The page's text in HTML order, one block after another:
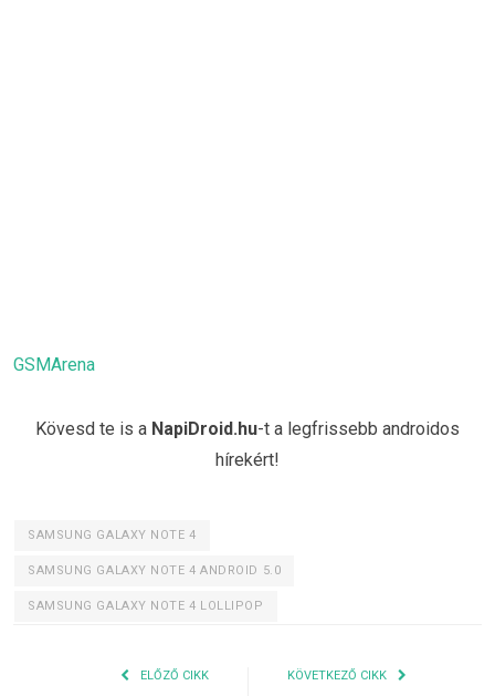
GSMArena
Kövesd te is a NapiDroid.hu-t a legfrissebb androidos
hírekért!
SAMSUNG GALAXY NOTE 4
SAMSUNG GALAXY NOTE 4 ANDROID 5.0
SAMSUNG GALAXY NOTE 4 LOLLIPOP
ELŐZŐ CIKK KÖVETKEZŐ CIKK